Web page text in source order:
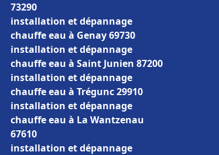
73290
installation et dépannage
chauffe eau à Genay 69730
installation et dépannage
chauffe eau à Saint Junien 87200
installation et dépannage
chauffe eau à Trégunc 29910
installation et dépannage
chauffe eau à La Wantzenau
67610
installation et dépannage